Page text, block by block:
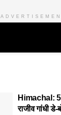
Himachal:
राजीव गांधी डे-